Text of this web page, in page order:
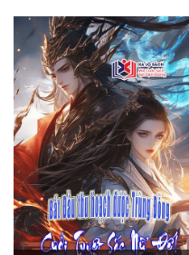
Quân Sự
Sảng Văn
Sắc
Sủng
Thanh Xuân
Tiên Hiệp
Tiểu Thuyết